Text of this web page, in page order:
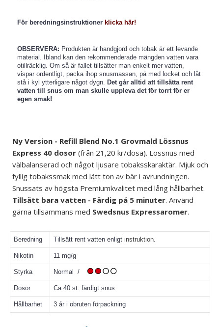
För beredningsinstruktioner klicka här!
OBSERVERA: Produkten är handgjord och tobak är ett levande
material. Ibland kan den rekommenderade mängden vatten vara
otillräcklig. Om så är fallet tillsätter man enkelt mer vatten,
vispar ordentligt, packa ihop snusmassan, på med locket och låt
stå i kyl ytterligare något dygn. Det går alltid att tillsätta rent
vatten till snus om man skulle uppleva det för torrt för er
egen smak!
Ny Version - Refill Blend No.1 Grovmald Lössnus
Express 40 dosor (från 21,20 kr/dosa). Lössnus med
välbalanserad och något ljusare tobaksskaraktär. Mjuk och
fyllig tobakssmak med lätt ton av bär i avrundningen.
Snussats av högsta Premiumkvalitet med lång hållbarhet.
Tillsätt bara vatten - Färdig på 5 minuter. Använd
gärna tillsammans med Swedsnus Expressaromer.
Beredning Tillsätt rent vatten enligt instruktion.
Nikotin 11 mg/g
Styrka Normal /
Dosor Ca 40 st. färdigt snus
Hållbarhet 3 år i obruten förpackning